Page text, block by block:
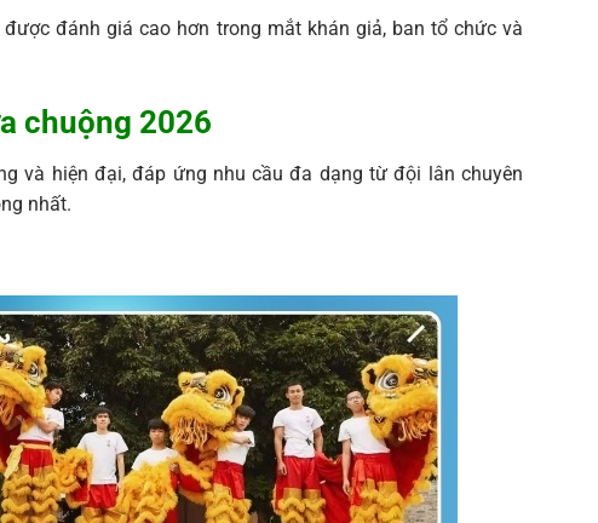
đánh giá cao hơn trong mắt khán giả, ban tổ chức và
chuộng 2026
và hiện đại, đáp ứng nhu cầu đa dạng từ đội lân chuyên
nhất.